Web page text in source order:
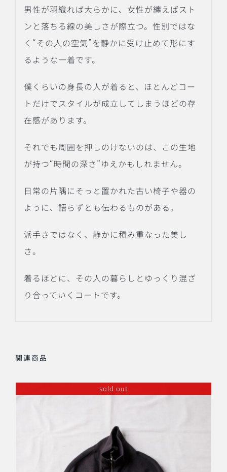
男性が羽織れば大らかに、女性が纏えばスト
ンと落ちる線の美しさが際立つ。性別ではな
く“その人の空気”を静かに受け止めて形にす
るような一着です。
僕くらいの身長の人が着ると、ほとんどコー
トだけでスタイルが成立してしまうほどの存
在感があります。
それでも周囲を押しのけないのは、この生地
が持つ“時間の深さ”ゆえかもしれません。
日常の片隅にそっと置かれた古い椅子や器の
ように、語らずとも伝わるものがある。
派手さではなく、静かに積み重なった美し
さ。
着るほどに、その人の暮らしとゆっくり混ざ
り合っていくコートです。
関連商品
sold out